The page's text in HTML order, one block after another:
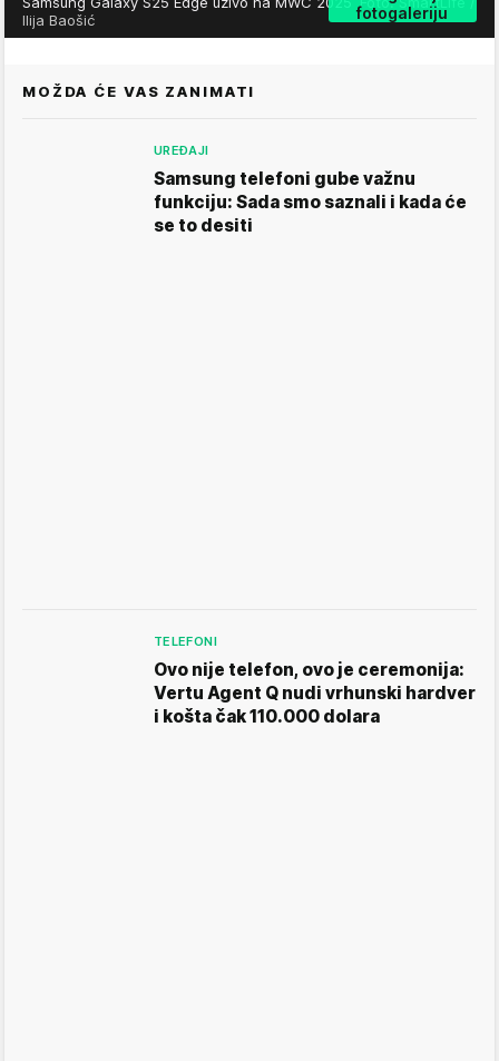
fotogaleriju
Ilija Baošić
MOŽDA ĆE VAS ZANIMATI
UREĐAJI
Samsung telefoni gube važnu
funkciju: Sada smo saznali i kada će
se to desiti
TELEFONI
Ovo nije telefon, ovo je ceremonija:
Vertu Agent Q nudi vrhunski hardver
i košta čak 110.000 dolara